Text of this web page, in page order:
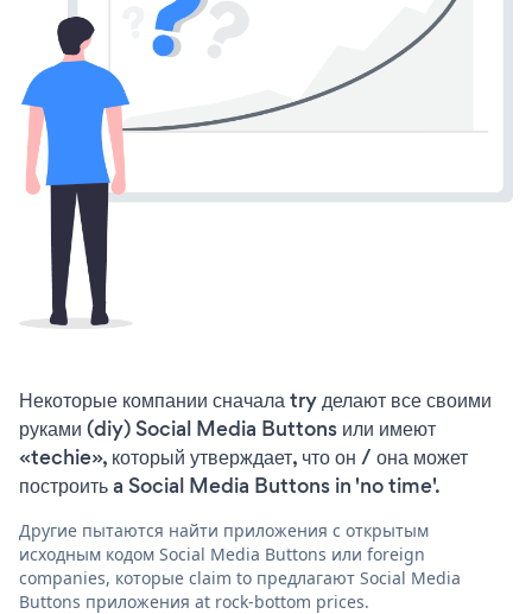
Некоторые компании сначала try делают все своими
руками (diy) Social Media Buttons или имеют
«techie», который утверждает, что он / она может
построить a Social Media Buttons in 'no time'.
Другие пытаются найти приложения с открытым
исходным кодом Social Media Buttons или foreign
companies, которые claim to предлагают Social Media
Buttons приложения at rock-bottom prices.